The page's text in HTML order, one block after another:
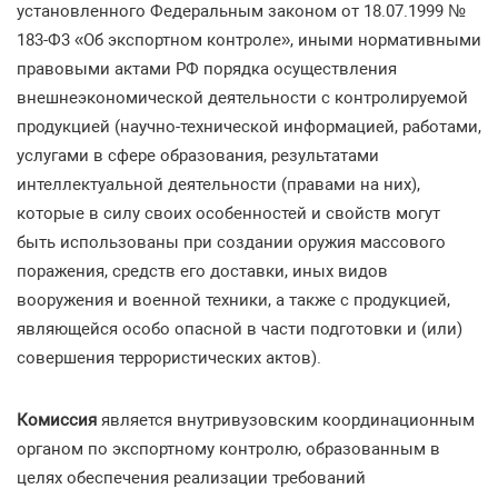
установленного Федеральным законом от 18.07.1999 №
183-Ф3 «Об экспортном контроле», иными нормативными
правовыми актами РФ порядка осуществления
внешнеэкономической деятельности с контролируемой
продукцией (научно-технической информацией, работами,
услугами в сфере образования, результатами
интеллектуальной деятельности (правами на них),
которые в силу своих особенностей и свойств могут
быть использованы при создании оружия массового
поражения, средств его доставки, иных видов
вооружения и военной техники, а также с продукцией,
являющейся особо опасной в части подготовки и (или)
совершения террористических актов).
Комиссия является внутривузовским координационным
органом по экспортному контролю, образованным в
целях обеспечения реализации требований